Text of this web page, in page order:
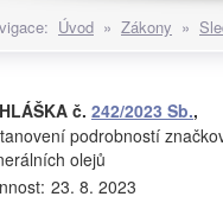
Úvod » Zákony »
č. 242/2023 Sb.,
podrobností
olejů
23. 8. 2023